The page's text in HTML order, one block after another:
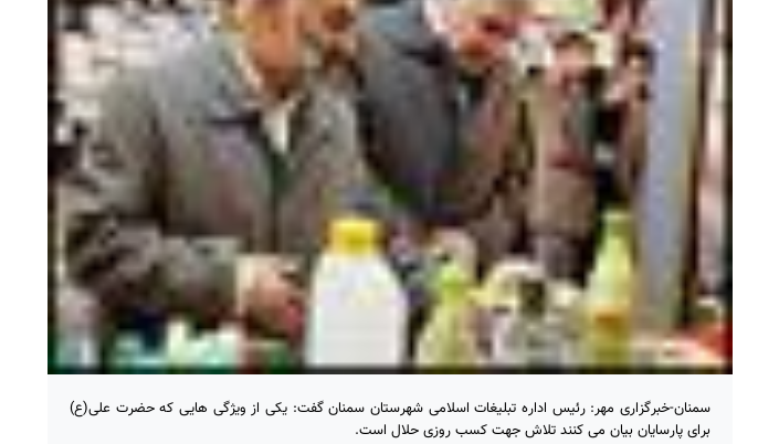
سمنان-خبرگزاری مهر: رئیس اداره تبلیغات اسلامی شهرستان سمنان گفت: یکی از ویژگی هایی که حضرت علی(ع)
برای پارسایان بیان می کنند تلاش جهت کسب روزی حلال است.